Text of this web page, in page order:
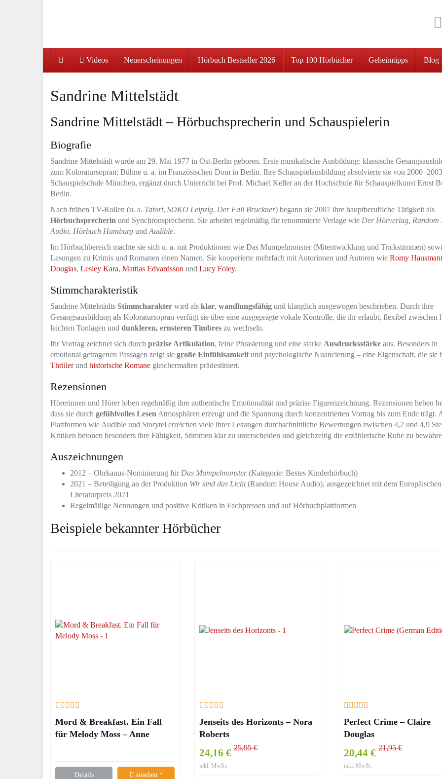
Videos Neuerscheinungen Hörbuch Bestseller 2026 Top 100 Hörbücher Geheimtipps Blog
Sandrine Mittelstädt
Sandrine Mittelstädt – Hörbuchsprecherin und Schauspielerin
Biografie
Sandrine Mittelstädt wurde am 29. Mai 1977 in Ost-Berlin geboren. Erste musikalische Ausbildung: klassische
zum Koloratursopran; Bühne u. a. im Französischen Dom in Berlin. Ihre Schauspielausbildung absolvierte sie von
Schauspielschule München, ergänzt durch Unterricht bei Prof. Michael Keller an der Hochschule für Schauspielkunst Ernst
Berlin.
Nach frühen TV-Rollen (u. a. Tatort, SOKO Leipzig, Der Fall Bruckner) begann sie 2007 ihre hauptberufliche Tätigkeit als
Hörbuchsprecherin und Synchronsprecherin. Sie arbeitet regelmäßig für renommierte Verlage wie Der Hörverlag, Random
Audio, Hörbuch Hamburg und Audible.
Im Hörbuchbereich machte sie sich u. a. mit Produktionen wie Das Mumpelmonster (Mitentwicklung und Trickstimmen)
Lesungen zu Krimis und Romanen einen Namen. Sie kooperierte mehrfach mit Autorinnen und Autoren wie Romy
Douglas, Lesley Kara, Mattias Edvardsson und Lucy Foley.
Stimmcharakteristik
Sandrine Mittelstädts Stimmcharakter wird als klar, wandlungsfähig und klanglich ausgewogen beschrieben. Durch ihre
Gesangsausbildung als Koloratursopran verfügt sie über eine ausgeprägte vokale Kontrolle, die ihr erlaubt, flexibel zwischen
leichten Tonlagen und dunkleren, ernsteren Timbres zu wechseln.
Ihr Vortrag zeichnet sich durch präzise Artikulation, feine Phrasierung und eine starke Ausdrucksstärke aus. Besonders in
emotional getragenen Passagen zeigt sie große Einfühlsamkeit und psychologische Nuancierung – eine Eigenschaft, die sie
Thrillerund historische Romane gleichermaßen prädestiniert.
Rezensionen
Hörerinnen und Hörer loben regelmäßig ihre authentische Emotionalität und präzise Figurenzeichnung. Rezensionen heben
dass sie durch gefühlvolles Lesen Atmosphären erzeugt und die Spannung durch konzentrierten Vortrag bis zum Ende trägt.
Plattformen wie Audible und Storytel erreichen viele ihrer Lesungen durchschnittliche Bewertungen zwischen 4,2 und 4,9
Kritiken betonen besonders ihre Fähigkeit, Stimmen klar zu unterscheiden und gleichzeitig die erzählerische Ruhe zu
Auszeichnungen
2012 – Ohrkanus-Nominierung für Das Mumpelmonster(Kategorie: Bestes Kinderhörbuch)
2021 – Beteiligung an der Produktion Wir sind das Licht(Random House Audio), ausgezeichnet mit dem Europäischen
Literaturpreis 2021
Regelmäßige Nennungen und positive Kritiken in Fachpressen und auf Hörbuchplattformen
Beispiele bekannter Hörbücher
Mord & Breakfast. Ein Fall
für Melody Moss – Anne
Details ansehen *
Jenseits des Horizonts – Nora
Roberts
24,16 €25,95 €
inkl. MwSt.
Perfect Crime – Claire
Douglas
20,44 € 21,95 €
inkl. MwSt.